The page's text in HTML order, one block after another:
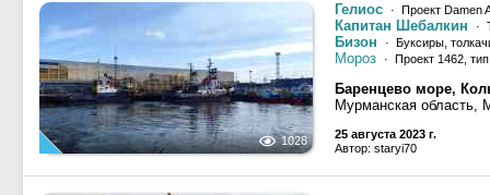
1028
Гелиос · Проект Damen
Капитан Шебалкин ·
Бизон · Буксиры,
Мороз · Проект 1462,
Баренцево море,
Мурманская область,
25 августа 2023 г.
Автор: staryi70